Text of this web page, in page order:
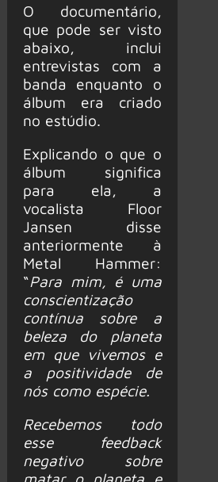
O documentário,
que pode ser visto
abaixo, inclui
entrevistas com a
banda enquanto o
álbum era criado
no estúdio.
Explicando o que o
álbum significa
para ela, a
vocalista Floor
Jansen disse
anteriormente à
Metal Hammer:
“Para mim, é uma
conscientização
contínua sobre a
beleza do planeta
em que vivemos e
a positividade de
nós como espécie.
Recebemos todo
esse feedback
negativo sobre